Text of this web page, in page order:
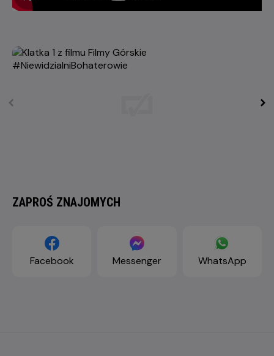
ZAPROŚ ZNAJOMYCH
Facebook Messenger WhatsApp